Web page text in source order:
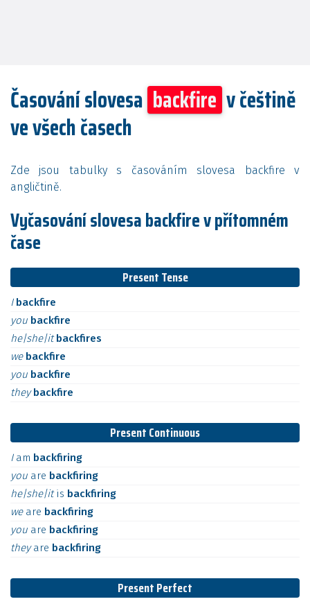
Časování slovesa backfire v češtině
ve všech časech
Zde jsou tabulky s časováním slovesa backfire v
angličtině.
Vyčasování slovesa backfire v přítomném
čase
Present Tense
I backfire
you backfire
he|she|itbackfires
we backfire
you backfire
theybackfire
Present Continuous
I am backfiring
you are backfiring
he|she|itis backfiring
we are backfiring
you are backfiring
theyare backfiring
Present Perfect